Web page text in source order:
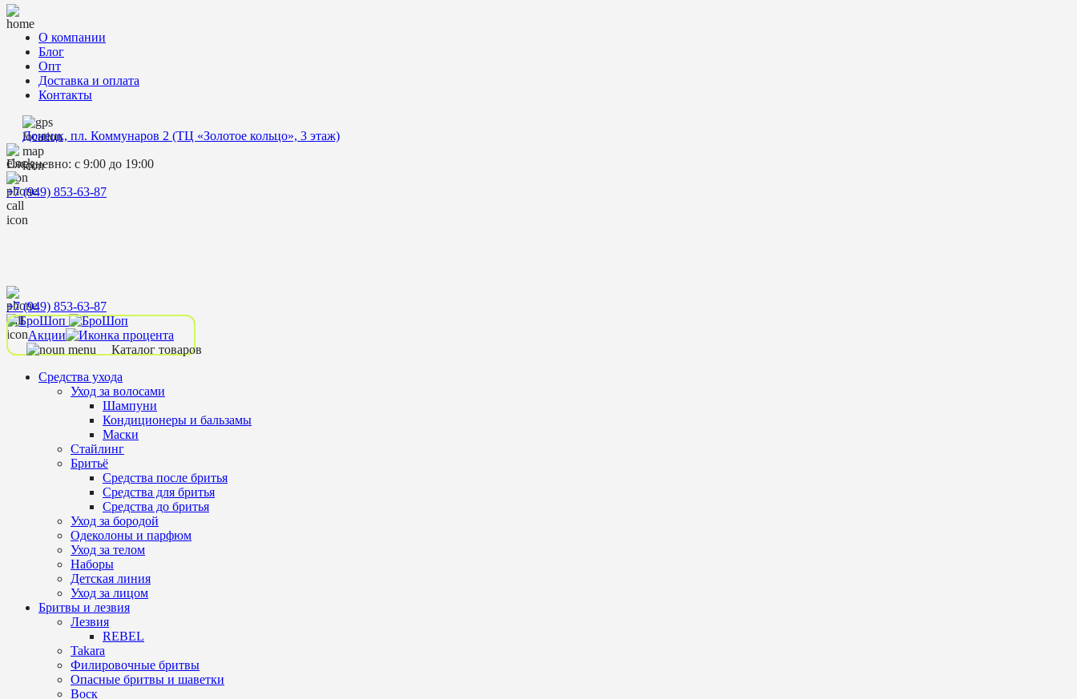
О компании
Блог
Опт
Доставка и оплата
Контакты
Донецк, пл. Коммунаров 2 (ТЦ «Золотое кольцо», 3 этаж)
Ежедневно: с 9:00 до 19:00
+7 (949) 853-63-87
+7 (949) 853-63-87
Акции
Каталог товаров
Средства ухода
Уход за волосами
Шампуни
Кондиционеры и бальзамы
Маски
Стайлинг
Бритьё
Средства после бритья
Средства для бритья
Средства до бритья
Уход за бородой
Одеколоны и парфюм
Уход за телом
Наборы
Детская линия
Уход за лицом
Бритвы и лезвия
Лезвия
REBEL
Takara
Филировочные бритвы
Опасные бритвы и шаветки
Воск